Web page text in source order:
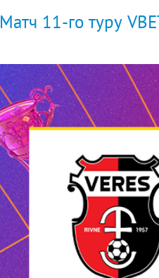
Матч 11-го туру